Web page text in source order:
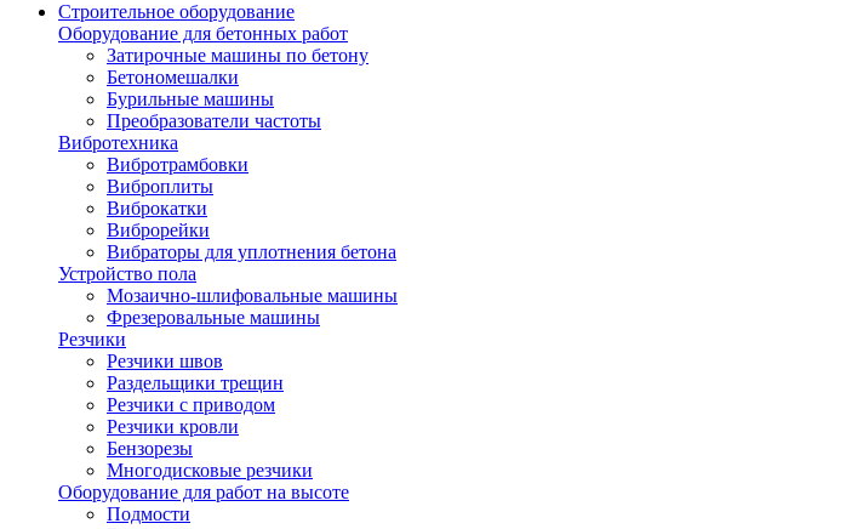
Строительное оборудование
Оборудование для бетонных работ
Затирочные машины по бетону
Бетономешалки
Бурильные машины
Преобразователи частоты
Вибротехника
Вибротрамбовки
Виброплиты
Виброкатки
Виброрейки
Вибраторы для уплотнения бетона
Устройство пола
Мозаично-шлифовальные машины
Фрезеровальные машины
Резчики
Резчики швов
Раздельщики трещин
Резчики с приводом
Резчики кровли
Бензорезы
Многодисковые резчики
Оборудование для работ на высоте
Подмости